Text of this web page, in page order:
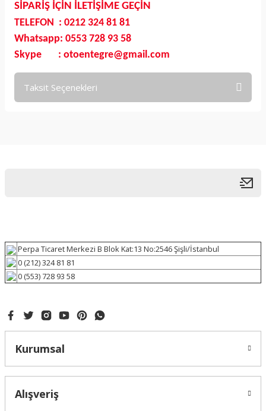
SİPARİŞ İÇİN İLETİŞİME GEÇİN
TELEFON : 0212 324 81 81
Whatsapp: 0553 728 93 58
Skype : otoentegre@gmail.com
Taksit Seçenekleri
Perpa Ticaret Merkezi B Blok Kat:13 No:2546 Şişli/İstanbul
0 (212) 324 81 81
0 (553) 728 93 58
Kurumsal
Alışveriş